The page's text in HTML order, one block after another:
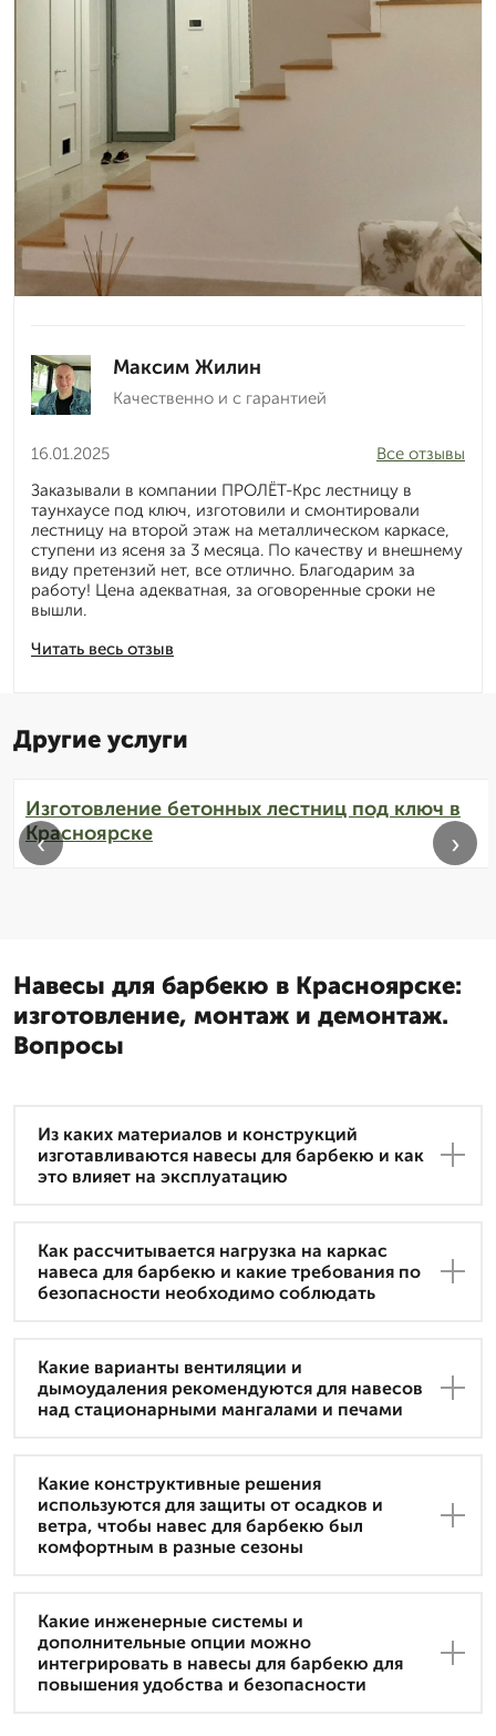
Максим Жилин
Качественно и с гарантией
16.01.2025
Читать весь отзыв
Все отзывы
Заказывали в компании ПРОЛЁТ-Крс лестницу в
таунхаусе под ключ, изготовили и смонтировали
лестницу на второй этаж на металлическом каркасе,
ступени из ясеня за 3 месяца. По качеству и внешнему
виду претензий нет, все отлично. Благодарим за
работу! Цена адекватная, за оговоренные сроки не
вышли.
Другие услуги
Изготовление бетонных лестниц под ключ в
Красноярске
‹ ›
Навесы для барбекю в Красноярске:
изготовление, монтаж и демонтаж.
Вопросы
Из каких материалов и конструкций
изготавливаются навесы для барбекю и как
это влияет на эксплуатацию
Как рассчитывается нагрузка на каркас
навеса для барбекю и какие требования по
безопасности необходимо соблюдать
Какие варианты вентиляции и
дымоудаления рекомендуются для навесов
над стационарными мангалами и печами
Какие конструктивные решения
используются для защиты от осадков и
ветра, чтобы навес для барбекю был
комфортным в разные сезоны
Какие инженерные системы и
дополнительные опции можно
интегрировать в навесы для барбекю для
повышения удобства и безопасности